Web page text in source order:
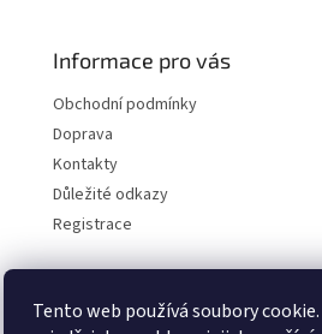
Tento web používá soubory
Informace pro vás
Obchodní podmínky
Doprava
Kontakty
Důležité odkazy
Registrace